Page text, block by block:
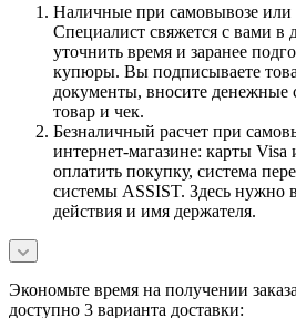
Наличные при самовывозе или
Специалист свяжется с вами в
уточнить время и заранее
купюры. Вы подписываете
документы, вносите денежные
товар и чек.
Безналичный расчет при
интернет-магазине: карты
оплатить покупку, система
системы ASSIST. Здесь нужно
действия и имя держателя.
Экономьте время на получении
доступно 3 варианта доставки: